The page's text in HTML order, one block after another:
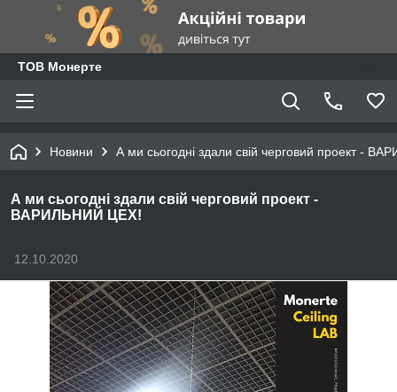
ТОВ Монерте
Новини А ми сьогодні здали свій черговий проект -
А ми сьогодні здали свій черговий проект -
ВАРИЛЬНИЙ ЦЕХ!
12.10.2020